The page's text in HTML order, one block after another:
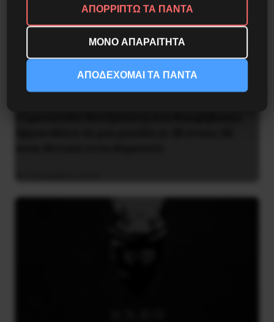
ΑΠΟΡΡΙΠΤΩ ΤΑ ΠΑΝΤΑ
ΜΟΝΟ ΑΠΑΡΑΙΤΗΤΑ
ΑΠΟΔΕΧΟΜΑΙ ΤΑ ΠΑΝΤΑ